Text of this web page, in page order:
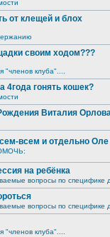
от клещей и блох
своим ходом???
клуба"....
4года гонять кошек?
Виталия
всем и отдельно Оле
на ребёнка
вопросы по специфике
вопросы по специфике
клуба"....